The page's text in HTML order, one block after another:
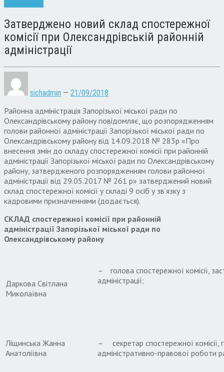
Затверджено новий склад спостережної
комісії при Олександрівській районній
адміністрації
sichadmin — 21/09/2018
Районна адміністрація Запорізької міської ради по
Олександрівському району повідомляє, що розпорядженням
голови районної адміністрації Запорізької міської ради по
Олександрівському району від 14.09.2018 № 283р «Про
внесення змін до складу спостережної комісії при районній
адміністрації Запорізької міської ради по Олександрівському
району, затвердженого розпорядженням голови районної
адміністрації від 29.05.2017 № 261 р» затверджений новий
склад спостережної комісії у складі 9 осіб у зв’язку з
кадровими призначеннями (додається).
СКЛАД спостережної комісії при районній
адміністрації Запорізької міської ради по
Олександрівському району
Даркова Світлана
Миколаївна
– голова спостережної комісії,
адміністрації;
Ліщинська Жанна
Анатоліївна
– секретар спостережної комісії,
адміністративно-правової роботи